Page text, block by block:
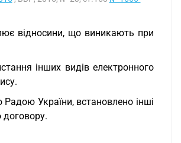
відносини, що виникають при
інших видів електронного
України, встановлено інші
договору.